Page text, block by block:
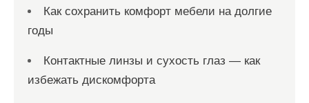
Как сохранить комфорт мебели на долгие
годы
Контактные линзы и сухость глаз — как
избежать дискомфорта